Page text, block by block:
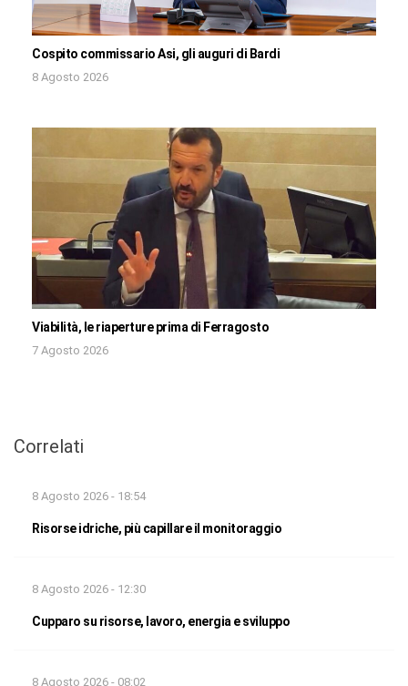
Cospito commissario Asi, gli auguri di Bardi
8 Agosto 2026
Viabilità, le riaperture prima di Ferragosto
7 Agosto 2026
Correlati
8 Agosto 2026 - 18:54
Risorse idriche, più capillare il monitoraggio
8 Agosto 2026 - 12:30
Cupparo su risorse, lavoro, energia e sviluppo
8 Agosto 2026 - 08:02